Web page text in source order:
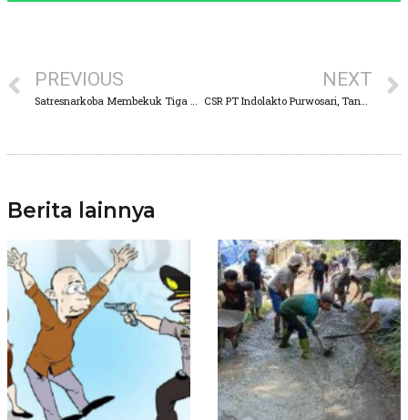
PREVIOUS NEXT
Berita lainnya